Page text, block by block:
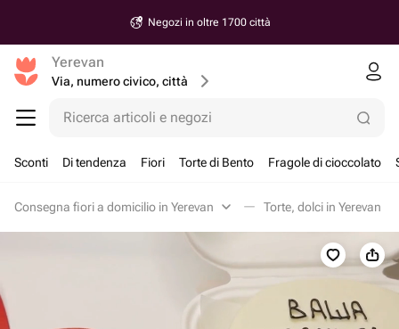
Negozi in oltre 1700 città
Yerevan
Via, numero civico, città
Ricerca articoli e negozi
Sconti Di tendenza Fiori Torte di Bento Fragole di cioccolato
Consegna fiori a domicilio in Yerevan Torte, dolci in Yerevan